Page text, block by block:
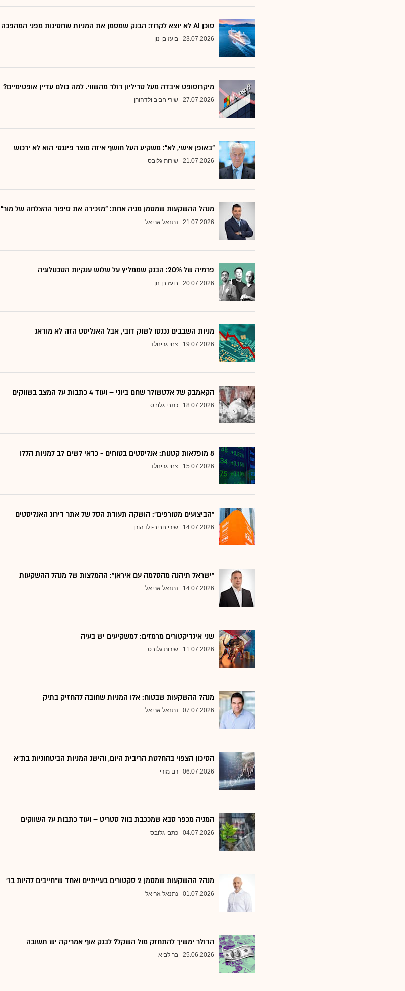
סוכן AI לא יוצא לקרוז: הבנק שמסמן את המניות שחסינות מפני המהפכה
23.07.2026 בועז בן נון
מיקרוסופט איבדה מעל טריליון דולר מהשווי. למה כולם עדיין אופטימיים?
27.07.2026 שירי חביב ולדהורן
"באופן אישי, לא": משקיע העל חושף איזה מוצר פיננסי הוא לא ירכוש
21.07.2026 שירות גלובס
מנהל ההשקעות שמסמן מניה אחת: "מזכירה את סיפור ההצלחה של מור"
21.07.2026 נתנאל אריאל
פרמיה של 20%: הבנק שממליץ על שלוש ענקיות הטכנולוגיה
20.07.2026 בועז בן נון
מניות השבבים נכנסו לשוק דובי, אבל האנליסט הזה לא מודאג
19.07.2026 צחי גרינולד
הקאמבק של אלטשולר שחם ביוני – ועוד 4 כתבות על המצב בשווקים
18.07.2026 כתבי גלובס
8 מופלאות קטנות: אנליסטים בטוחים - כדאי לשים לב למניות הללו
15.07.2026 צחי גרינולד
"הביצועים מטורפים": הושקה תעודת הסל של אתר דירוג האנליסטים
14.07.2026 שירי חביב-ולדהורן
"ישראל תיהנה מהסלמה עם איראן": ההמלצות של מנהל ההשקעות
14.07.2026 נתנאל אריאל
שני אינדיקטורים מרמזים: למשקיעים יש בעיה
11.07.2026 שירות גלובס
מנהל ההשקעות שבטוח: אלו המניות שחובה להחזיק בתיק
07.07.2026 נתנאל אריאל
הסיכון הצפוי בהחלטת הריבית היום, והישג המניות הביטחוניות בת"א
06.07.2026 רם מורי
המניה מכפר סבא שמככבת בוול סטריט – ועוד כתבות על השווקים
04.07.2026 כתבי גלובס
מנהל ההשקעות שמסמן 2 סקטורים בעייתיים ואחד ש"חייבים להיות בו"
01.07.2026 נתנאל אריאל
הדולר ימשיך להתחזק מול השקל? לבנק אוף אמריקה יש תשובה
25.06.2026 בר לביא